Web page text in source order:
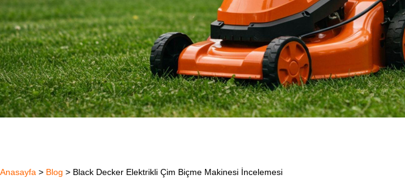
Anasayfa > Blog > Black Decker Elektrikli Çim Biçme Makinesi İncelemesi